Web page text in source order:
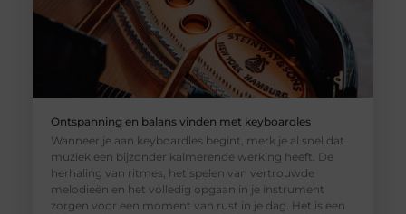
Ontspanning en balans vinden met keyboardles
Wanneer je aan keyboardles begint, merk je al snel dat
muziek een bijzonder kalmerende werking heeft. De
herhaling van ritmes, het spelen van vertrouwde
melodieën en het volledig opgaan in je instrument
zorgen voor een moment van rust in je dag. Het is een